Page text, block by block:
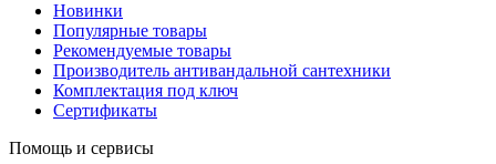
Новинки
Популярные товары
Рекомендуемые товары
Производитель антивандальной сантехники
Комплектация под ключ
Сертификаты
Помощь и сервисы